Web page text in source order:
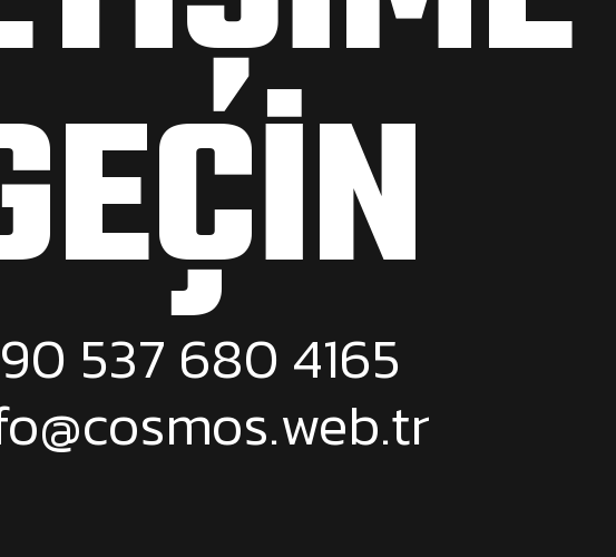
537 680 4165